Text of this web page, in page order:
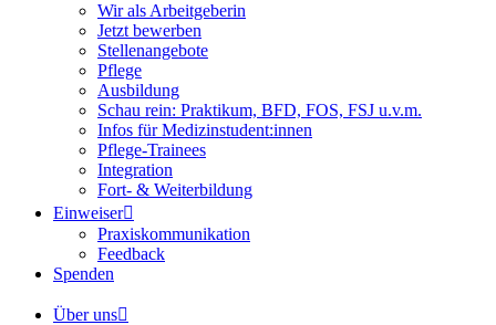
Wir als Arbeitgeberin
Jetzt bewerben
Stellenangebote
Pflege
Ausbildung
Schau rein: Praktikum, BFD, FOS, FSJ u.v.m.
Infos für Medizinstudent:innen
Pflege-Trainees
Integration
Fort- & Weiterbildung
Einweiser
Praxiskommunikation
Feedback
Spenden
Über uns